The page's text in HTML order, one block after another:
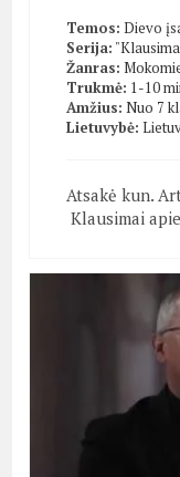
Temos: Dievo
Serija:
Žanras:
Trukmė: 1-10
Amžius: Nuo 7
Lietuvybė:
Atsakė kun.
Klausimai